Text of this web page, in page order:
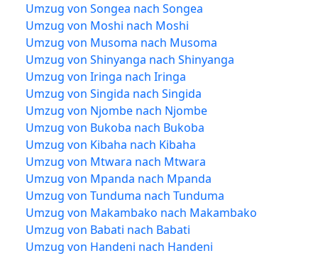
Umzug von Songea nach Songea
Umzug von Moshi nach Moshi
Umzug von Musoma nach Musoma
Umzug von Shinyanga nach Shinyanga
Umzug von Iringa nach Iringa
Umzug von Singida nach Singida
Umzug von Njombe nach Njombe
Umzug von Bukoba nach Bukoba
Umzug von Kibaha nach Kibaha
Umzug von Mtwara nach Mtwara
Umzug von Mpanda nach Mpanda
Umzug von Tunduma nach Tunduma
Umzug von Makambako nach Makambako
Umzug von Babati nach Babati
Umzug von Handeni nach Handeni